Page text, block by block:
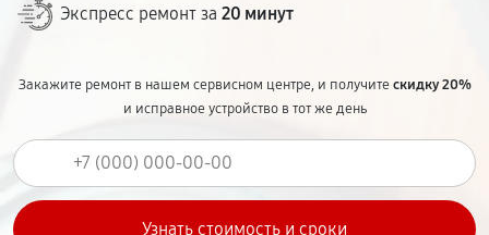
Экспресс ремонт за 20 минут
Закажите ремонт в нашем сервисном центре, и получитескидку 20%
и исправное устройство в тот же день